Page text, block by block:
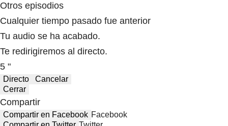
Otros episodios
Cualquier tiempo pasado fue anterior
Tu audio se ha acabado.
Te redirigiremos al directo.
5 "
Directo
Cancelar
Cerrar
Compartir
Compartir en Facebook Facebook